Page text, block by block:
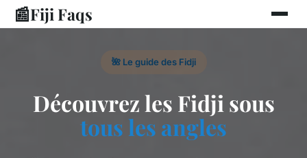
📰Fiji Faqs
🌺 Le guide des Fidji
Découvrez les Fidji sous
tous les angles